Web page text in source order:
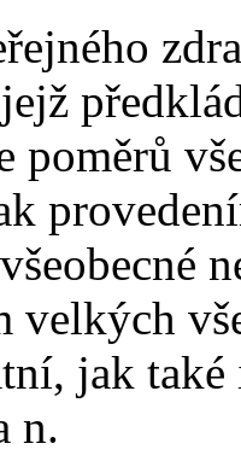
poměrů
velkých
jak
n.